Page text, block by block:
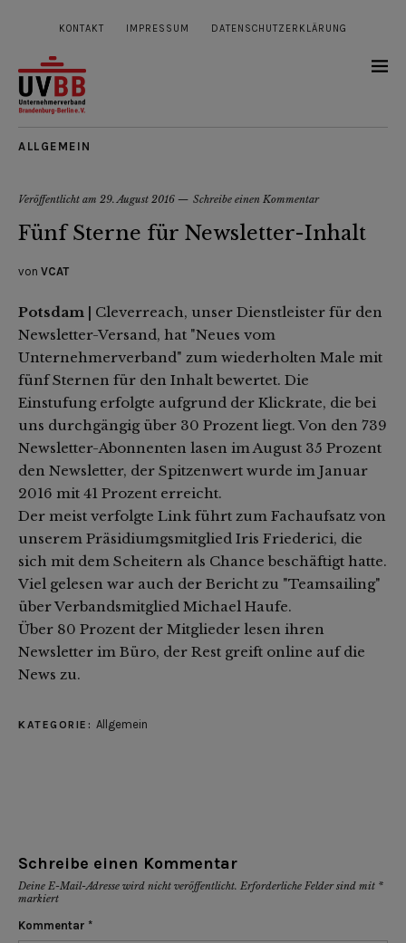
KONTAKT IMPRESSUM DATENSCHUTZERKLÄRUNG
ALLGEMEIN
Veröffentlicht am 29. August 2016 Schreibe einen Kommentar
Fünf Sterne für Newsletter-Inhalt
von VCAT
Potsdam |
Cleverreach, unser Dienstleister für den
Newsletter-Versand, hat "Neues vom
Unternehmerverband" zum wiederholten Male mit
fünf Sternen für den Inhalt bewertet. Die
Einstufung erfolgte aufgrund der Klickrate, die bei
uns durchgängig über 30 Prozent liegt. Von den 739
Newsletter-Abonnenten lasen im August 35 Prozent
den Newsletter, der Spitzenwert wurde im Januar
2016 mit 41 Prozent erreicht.
Der meist verfolgte Link führt zum Fachaufsatz von
unserem Präsidiumgsmitglied Iris Friederici, die
sich mit dem Scheitern als Chance beschäftigt hatte.
Viel gelesen war auch der Bericht zu "Teamsailing"
über Verbandsmitglied Michael Haufe.
Über 80 Prozent der Mitglieder lesen ihren
Newsletter im Büro, der Rest greift online auf die
News zu.
KATEGORIE: Allgemein
Schreibe einen Kommentar
Deine E-Mail-Adresse wird nicht veröffentlicht. Erforderliche Felder sind mit *
markiert
Kommentar *